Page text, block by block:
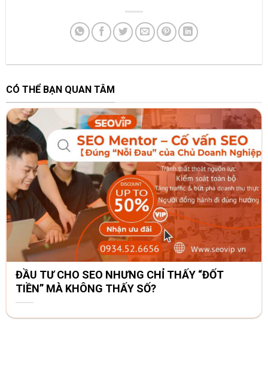
CÓ THỂ BẠN QUAN TÂM
ĐẦU TƯ CHO SEO NHƯNG CHỈ THẤY “ĐỐT
TIỀN” MÀ KHÔNG THẤY SỐ?